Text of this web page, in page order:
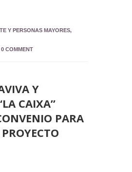
Y PERSONAS MAYORES,
0 COMMENT
Y
CAIXA”
PARA